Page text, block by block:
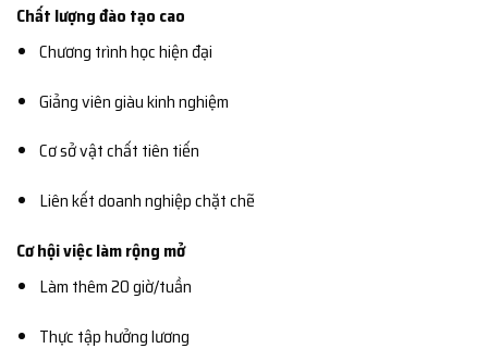
Chất lượng đào tạo cao
Chương trình học hiện đại
Giảng viên giàu kinh nghiệm
Cơ sở vật chất tiên tiến
Liên kết doanh nghiệp chặt chẽ
Cơ hội việc làm rộng mở
Làm thêm 20 giờ/tuần
Thực tập hưởng lương